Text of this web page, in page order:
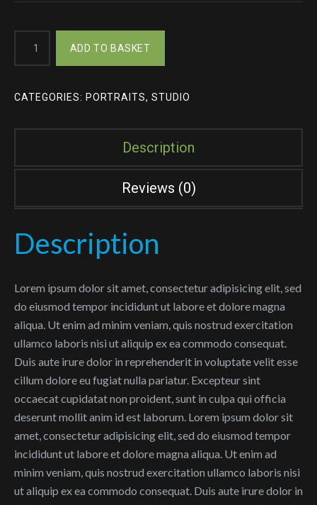
On
quantity
ADD TO BASKET
CATEGORIES: PORTRAITS, STUDIO
Description
Reviews (0)
Description
Lorem ipsum dolor sit amet, consectetur adipisicing elit, sed
do eiusmod tempor incididunt ut labore et dolore magna
aliqua. Ut enim ad minim veniam, quis nostrud exercitation
ullamco laboris nisi ut aliquip ex ea commodo consequat.
Duis aute irure dolor in reprehenderit in voluptate velit esse
cillum dolore eu fugiat nulla pariatur. Excepteur sint
occaecat cupidatat non proident, sunt in culpa qui officia
deserunt mollit anim id est laborum. Lorem ipsum dolor sit
amet, consectetur adipisicing elit, sed do eiusmod tempor
incididunt ut labore et dolore magna aliqua. Ut enim ad
minim veniam, quis nostrud exercitation ullamco laboris nisi
ut aliquip ex ea commodo consequat. Duis aute irure dolor in